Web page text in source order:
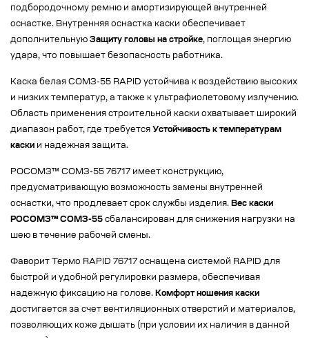
подбородочному ремню и амортизирующей внутренней
оснастке. Внутренняя оснастка каски обеспечивает
дополнительную Защиту головы на стройке, поглощая энергию
удара, что повышает безопасность работника.
Каска белая СОМЗ-55 RAPID устойчива к воздействию высоких
и низких температур, а также к ультрафиолетовому излучению.
Область применения строительной каски охватывает широкий
диапазон работ, где требуется Устойчивость к температурам
каски и надежная защита.
РОСОМЗ™ СОМЗ-55 76717 имеет конструкцию,
предусматривающую возможность замены внутренней
оснастки, что продлевает срок службы изделия. Вес каски
РОСОМЗ™ СОМЗ-55 сбалансирован для снижения нагрузки на
шею в течение рабочей смены.
Фаворит Термо RAPID 76717 оснащена системой RAPID для
быстрой и удобной регулировки размера, обеспечивая
надежную фиксацию на голове. Комфорт ношения каски
достигается за счет вентиляционных отверстий и материалов,
позволяющих коже дышать (при условии их наличия в данной